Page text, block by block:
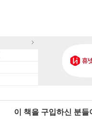
이 책을 구입하신 분